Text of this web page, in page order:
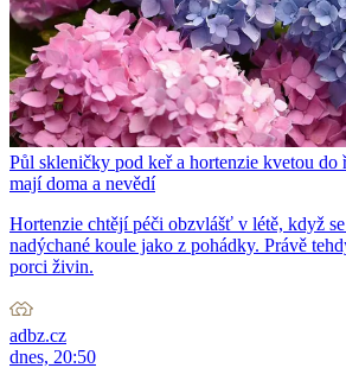
Půl skleničky pod keř a hortenzie kvetou do
mají doma a nevědí
Hortenzie chtějí péči obzvlášť v létě, když
nadýchané koule jako z pohádky. Právě
porci živin.
adbz.cz
dnes, 20:50